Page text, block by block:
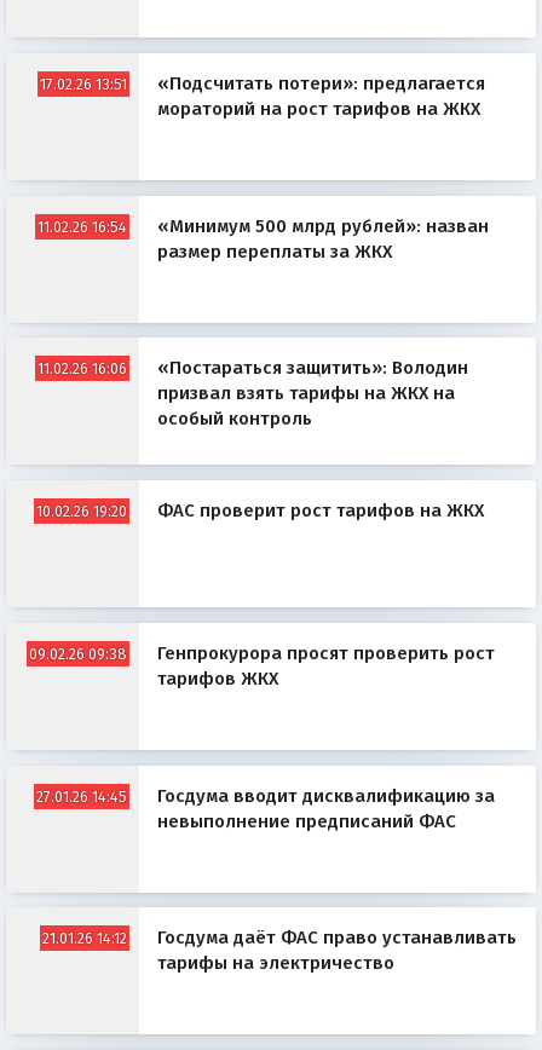
17.02.26 13:51
«Подсчитать потери»: предлагается
мораторий на рост тарифов на ЖКХ
11.02.26 16:54
«Минимум 500 млрд рублей»: назван
размер переплаты за ЖКХ
11.02.26 16:06
«Постараться защитить»: Володин
призвал взять тарифы на ЖКХ на
особый контроль
10.02.26 19:20 ФАС проверит рост тарифов на ЖКХ
09.02.26 09:38
Генпрокурора просят проверить рост
тарифов ЖКХ
27.01.26 14:45
Госдума вводит дисквалификацию за
невыполнение предписаний ФАС
21.01.26 14:12
Госдума даёт ФАС право устанавливать
тарифы на электричество